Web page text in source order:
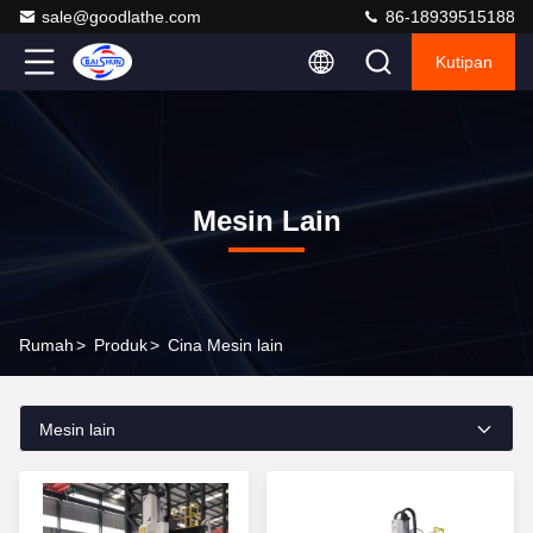
sale@goodlathe.com 86-18939515188
Kutipan
Mesin Lain
Rumah> Produk> Cina Mesin lain
Mesin lain